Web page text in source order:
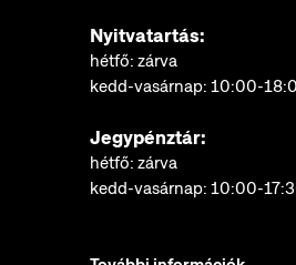
Nyitvatartás:
hétfő: zárva
kedd-vasárnap: 10:00-
Jegypénztár:
hétfő: zárva
kedd-vasárnap: 10:00-